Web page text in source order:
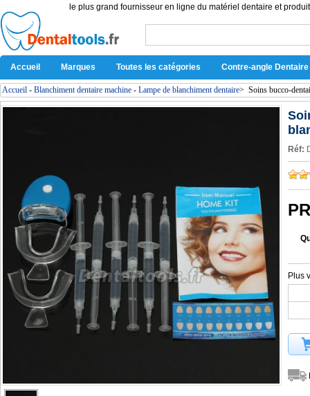
le plus grand fournisseur en ligne du matériel dentaire et
Accueil Marques Toutes les catégories Contre-angle Dentaire
Accueil - Blanchiment dentaire machine - Lampe de blanchiment dentaire> Soins bucco-
Réf:
Plus